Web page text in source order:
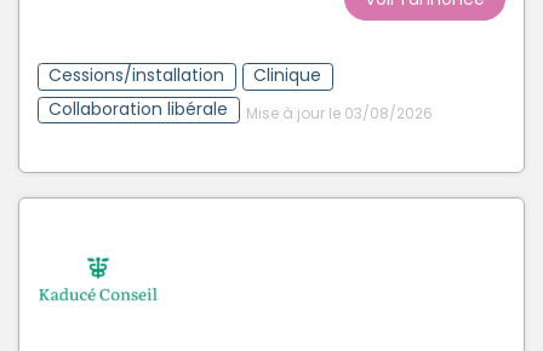
Cessions/installation
Clinique
Collaboration libérale
Mise à jour le 03/08/2026